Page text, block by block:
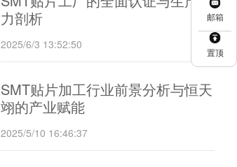
力剖析
2025/6/3 13:52:50
SMT贴片加工行业前景分析与恒天
翊的产业赋能
2025/5/10 16:46:37
邮箱
置顶